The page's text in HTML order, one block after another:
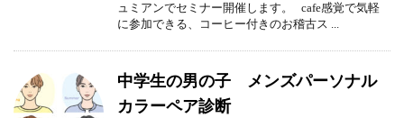
ュミアンでセミナー開催します。 cafe感覚で気軽
に参加できる、コーヒー付きのお稽古ス ...
中学生の男の子 メンズパーソナル
カラーペア診断